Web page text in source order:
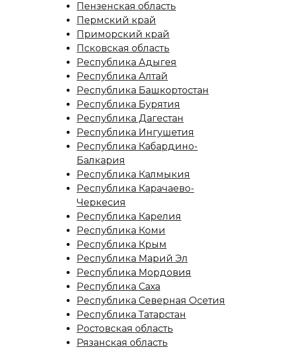
Пензенская область
Пермский край
Приморский край
Псковская область
Республика Адыгея
Республика Алтай
Республика Башкортостан
Республика Бурятия
Республика Дагестан
Республика Ингушетия
Республика Кабардино-
Балкария
Республика Калмыкия
Республика Карачаево-
Черкесия
Республика Карелия
Республика Коми
Республика Крым
Республика Марий Эл
Республика Мордовия
Республика Саха
Республика Северная Осетия
Республика Татарстан
Ростовская область
Рязанская область